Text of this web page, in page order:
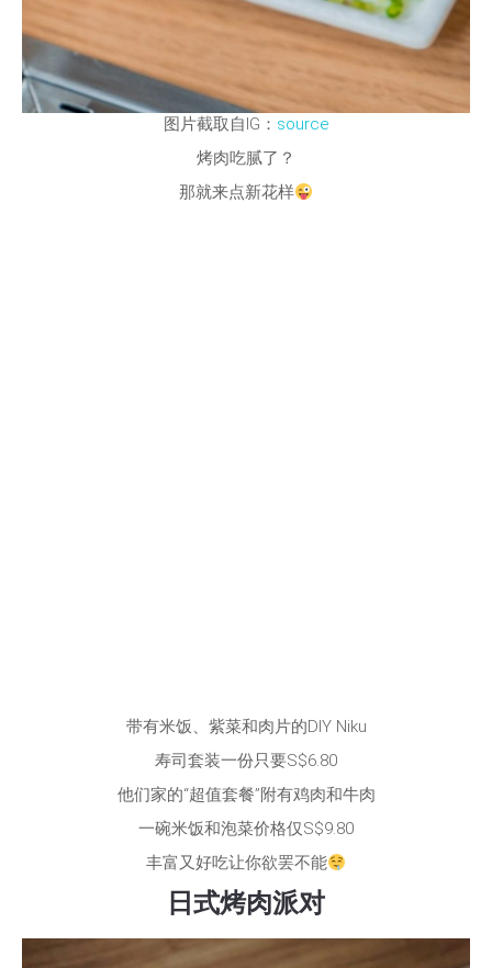
图片截取自IG： source
烤肉吃腻了？
那就来点新花样
带有米饭、紫菜和肉片的DIY Niku
寿司套装一份只要S$6.80
他们家的“超值套餐”附有鸡肉和牛肉
一碗米饭和泡菜价格仅S$9.80
丰富又好吃让你欲罢不能
日式烤肉派对